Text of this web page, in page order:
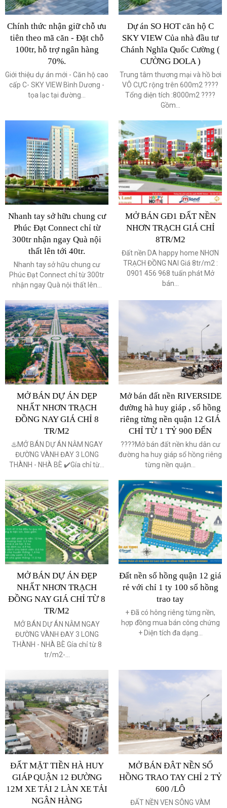
Chính thức nhận giữ chỗ ưu
tiên theo mã căn - Đặt chỗ
100tr, hỗ trợ ngân hàng
70%.
Giới thiệu dự án mới - Căn hộ cao
cấp C- SKY VIEW Bình Dương -
tọa lạc tại đường...
Dự án SO HOT căn hộ C
SKY VIEW Của nhà đầu tư
Chánh Nghĩa Quốc Cường (
CƯỜNG DOLA )
Trung tâm thương mại và hồ bơi
VÔ CỰC rộng trên 600m2 ????
Tổng diện tích :8000m2 ????
Gồm...
Nhanh tay sở hữu chung cư
Phúc Đạt Connect chỉ từ
300tr nhận ngay Quà nội
thất lên tới 40tr.
Nhanh tay sở hữu chung cư
Phúc Đạt Connect chỉ từ 300tr
nhận ngay Quà nội thất lên...
MỞ BÁN GĐ1 ĐẤT NỀN
NHƠN TRẠCH GIÁ CHỈ
8TR/M2
Đất nền DA happy home NHƠN
TRẠCH ĐỒNG NAI Giá 8tr/m2 :
0901 456 968 tuấn phát Mở
bán...
MỞ BÁN DỰ ÁN DẸP
NHẤT NHƠN TRẠCH
ĐỒNG NAY GIÁ CHỈ 8
TR/M2
♨️MỞ BÁN DỰ ÁN NẰM NGAY
ĐƯỜNG VÀNH ĐAY 3 LONG
THÀNH - NHÀ BÈ ✔️Gía chỉ từ...
Mở bán đất nền RIVERSIDE
đường hà huy giáp , sổ hồng
riêng từng nền quận 12 GIÁ
CHỈ TỪ 1 TỶ 900 ĐẾN
????Mở bán đất nền khu dân cư
đường ha huy giáp sổ hồng riêng
từng nền quận...
MỞ BÁN DỰ ÁN ĐẸP
NHẤT NHƠN TRẠCH
ĐỒNG NAY GIÁ CHỈ TỪ 8
TR/M2
MỞ BÁN DỰ ÁN NẰM NGAY
ĐƯỜNG VÀNH ĐAY 3 LONG
THÀNH - NHÀ BÈ Gía chỉ từ 8
tr/m2-...
Đất nền sổ hồng quận 12 giá
rẻ với chỉ 1 ty 100 sổ hồng
trao tay
+ Đã có hông riêng từng nền,
hợp đồng mua bán công chứng
+ Diện tích đa dạng...
ĐẤT MẶT TIỀN HÀ HUY
GIÁP QUẬN 12 ĐƯỜNG
12M XE TẢI 2 LÀN XE TẢI
NGÂN HÀNG
MỞ BÁN ĐÂT NỀN SỔ
HỒNG TRAO TAY CHỈ 2 TỶ
600 /LÔ
ĐẤT NỀN VEN SÔNG VÀM